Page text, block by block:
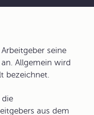
seine
Allgemein wird
bezeichnet.
aus dem